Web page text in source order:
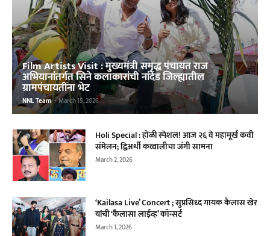
Film Artists Visit : मुख्यमंत्री समृद्ध पंचायत राज
अभियानांतर्गत सिने कलाकारांची नांदेड जिल्ह्यातील
ग्रामपंचायतींना भेट
NNL Team - March 15, 2026
Holi Special : होळी स्पेशल! आज २६ वे महामूर्ख कवी
संमेलन; द्विअर्थी कव्वालीचा जंगी सामना
March 2, 2026
‘Kailasa Live’ Concert ; सुप्रसिध्द गायक कैलास खेर
यांची ‌‘कैलासा लाईव्ह‌’ कॉन्सर्ट
March 1, 2026